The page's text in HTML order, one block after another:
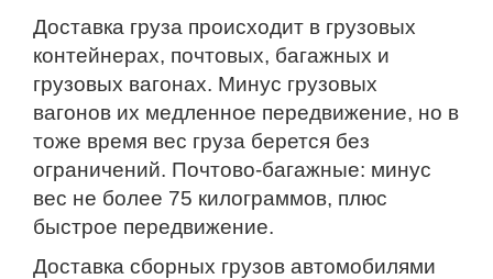
Доставка груза происходит в грузовых
контейнерах, почтовых, багажных и
грузовых вагонах. Минус грузовых
вагонов их медленное передвижение, но в
тоже время вес груза берется без
ограничений. Почтово-багажные: минус
вес не более 75 килограммов, плюс
быстрое передвижение.
Доставка сборных грузов автомобилями